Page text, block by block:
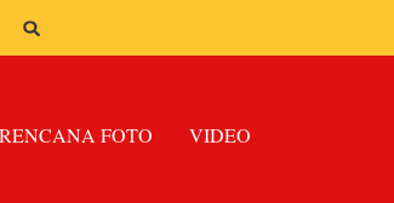
RENCANA FOTO VIDEO